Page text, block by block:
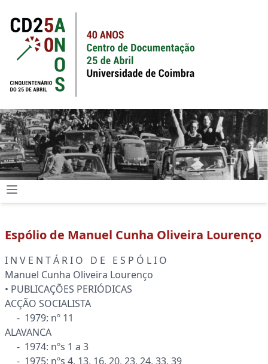
Espólio de Manuel Cunha Oliveira Lourenço
I N V E N T Á R I O D E E S P Ó L I O
Manuel Cunha Oliveira Lourenço
• PUBLICAÇÕES PERIÓDICAS
ACÇÃO SOCIALISTA
- 1979: nº 11
ALAVANCA
- 1974: nºs 1 a 3
- 1975: nºs 4, 13, 16, 20, 23, 24, 33, 39